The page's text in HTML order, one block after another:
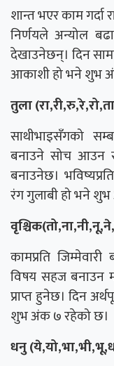
शान्त भएर काम गर्दा
निर्णयले अन्योल
देखाउनेछन्। दिन
आकाशी हो भने शुभ
तुला
साथीभाइसँगको
बनाउने सोच आउन
बनाउनेछ।
रंग गुलाबी हो भने
कामप्रति
विषय सहज बनाउन
प्राप्त हुनेछ। दिन
शुभ अंक ७ रहेको छ।
धनु